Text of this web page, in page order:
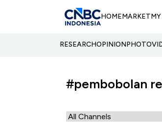
HOMEMARKET
RESEARCHOPINIONPHOTO
#pembobolan